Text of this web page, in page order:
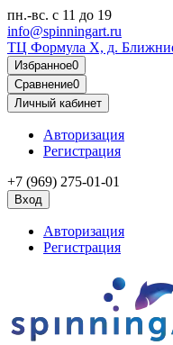
пн.-вс. с 11 до 19
info@spinningart.ru
ТЦ Формула X, д.
Избранное0
Сравнение0
Личный кабинет
Авторизация
Регистрация
+7 (969) 275-01-01
Вход
Авторизация
Регистрация